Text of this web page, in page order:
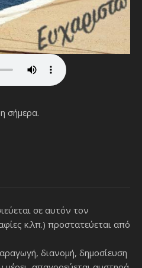
σήμερα.
σε αυτόν τον
κ.λπ.) προστατεύεται από
διανομή, δημοσίευση